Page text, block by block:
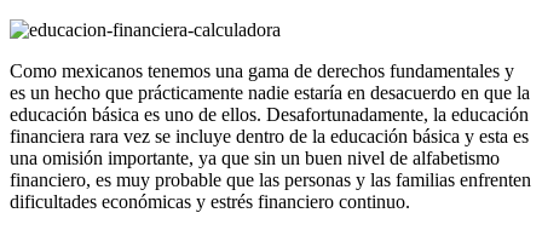
Como mexicanos tenemos una gama de derechos fundamentales y
es un hecho que prácticamente nadie estaría en desacuerdo en que la
educación básica es uno de ellos. Desafortunadamente, la educación
financiera rara vez se incluye dentro de la educación básica y esta es
una omisión importante, ya que sin un buen nivel de alfabetismo
financiero, es muy probable que las personas y las familias enfrenten
dificultades económicas y estrés financiero continuo.